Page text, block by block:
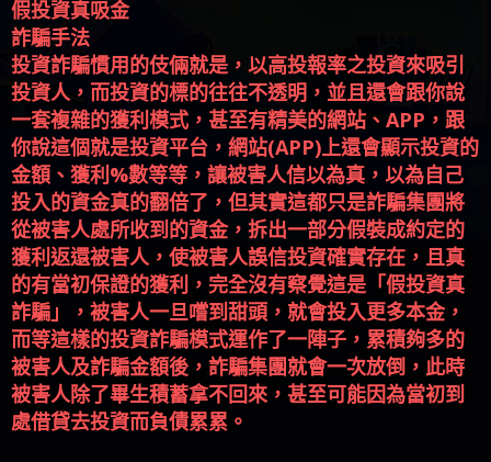
投資詐騙慣用的伎倆就是，以高投報率之投資來吸引
投資人，而投資的標的往往不透明，並且還會跟你說
一套複雜的獲利模式，甚至有精美的網站、APP，跟
你說這個就是投資平台，網站(APP)上還會顯示投資的
金額、獲利%數等等，讓被害人信以為真，以為自己
投入的資金真的翻倍了，但其實這都只是詐騙集團將
從被害人處所收到的資金，拆出一部分假裝成約定的
獲利返還被害人，使被害人誤信投資確實存在，且真
的有當初保證的獲利，完全沒有察覺這是「假投資真
詐騙」，被害人一旦嚐到甜頭，就會投入更多本金，
而等這樣的投資詐騙模式運作了一陣子，累積夠多的
被害人及詐騙金額後，詐騙集團就會一次放倒，此時
被害人除了畢生積蓄拿不回來，甚至可能因為當初到
處借貸去投資而負債累累。
如何預防詐騙？遠離詐騙3招教你自保！